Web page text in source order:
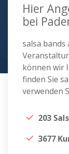
Hier
bei
salsa
können wir
finden Sie
verwenden
203
3677